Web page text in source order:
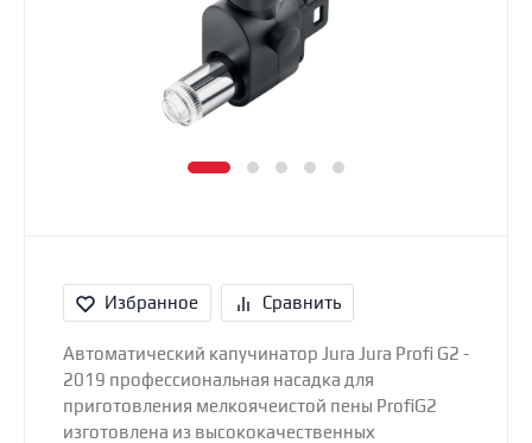
Избранное Сравнить
Автоматический капучинатор Jura Jura Profi G2 -
2019 профессиональная насадка для
приготовления мелкоячеистой пены ProfiG2
изготовлена из высококачественных